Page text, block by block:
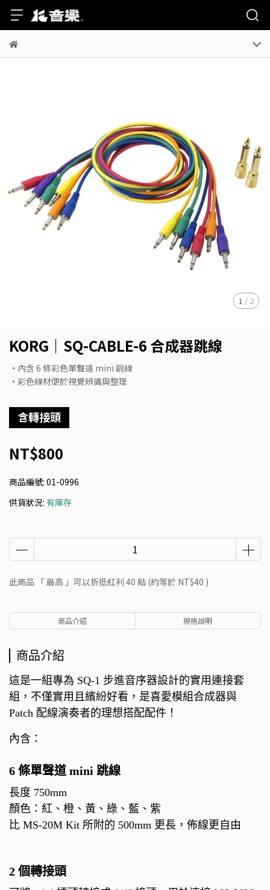
1 / 2
KORG｜SQ-CABLE-6 合成器跳線
•內含 6 條彩色單聲道 mini 跳線
•彩色線材便於視覺辨識與整理
含轉接頭
NT$800
商品編號: 01-0996
供貨狀況: 有庫存
此商品 「 最高 」可以折抵紅利 40 點 (約等於 NT$40 )
商品介紹 規格說明
商品介紹
這是一組專為 SQ-1 步進音序器設計的實用連接套
組，不僅實用且繽紛好看，是喜愛模組合成器與
Patch 配線演奏者的理想搭配配件！
內含：
6 條單聲道 mini 跳線
長度 750mm
顏色：紅、橙、黃、綠、藍、紫
比 MS-20M Kit 所附的 500mm 更長，佈線更自由
​​​​​​​2 個轉接頭